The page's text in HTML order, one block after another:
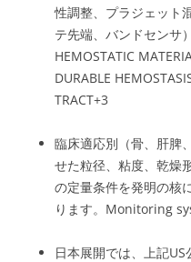
性調整、プラジェット
テ先端、バンドセンサ
HEMOSTATIC
DURABLE
TRACT+3
臨床適応別（骨、肝脾
せた粒径、粘度、乾燥
の定量条件を発明の核
ります。 Monitoring
日本展開では、上記US